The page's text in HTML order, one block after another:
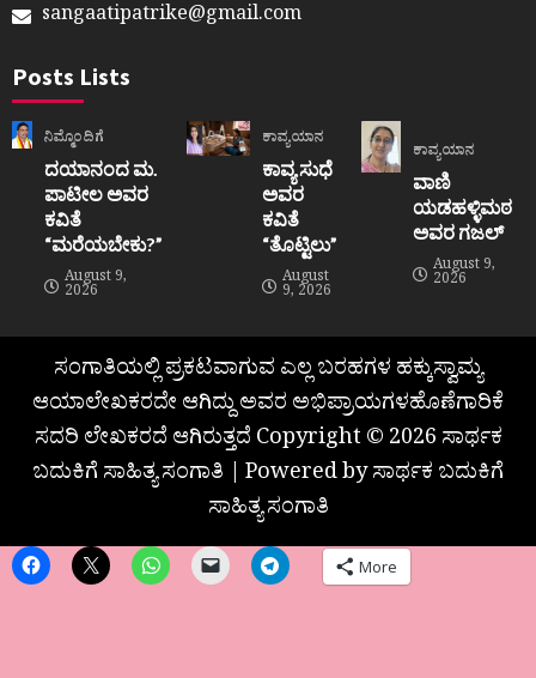
sangaatipatrike@gmail.com
Posts Lists
ನಿಮ್ಮೊಂದಿಗೆ
ದಯಾನಂದ ಮ.
ಪಾಟೀಲ ಅವರ
ಕವಿತೆ
“ಮರೆಯಬೇಕು?”
August 9,
2026
ಕಾವ್ಯಯಾನ
ಕಾವ್ಯ ಸುಧೆ
ಅವರ
ಕವಿತೆ
“ತೊಟ್ಟಿಲು”
August
9, 2026
ಕಾವ್ಯಯಾನ
ವಾಣಿ
ಯಡಹಳ್ಳಿಮಠ
ಅವರ ಗಜಲ್
August 9,
2026
ಸಂಗಾತಿಯಲ್ಲಿ ಪ್ರಕಟವಾಗುವ ಎಲ್ಲ ಬರಹಗಳ ಹಕ್ಕುಸ್ವಾಮ್ಯ
ಆಯಾಲೇಖಕರದೇ ಆಗಿದ್ದು ಅವರ ಅಭಿಪ್ರಾಯಗಳಹೊಣೆಗಾರಿಕೆ
ಸದರಿ ಲೇಖಕರದೆ ಆಗಿರುತ್ತದೆ Copyright © 2026 ಸಾರ್ಥಕ
ಬದುಕಿಗೆ ಸಾಹಿತ್ಯ ಸಂಗಾತಿ | Powered by ಸಾರ್ಥಕ ಬದುಕಿಗೆ
ಸಾಹಿತ್ಯ ಸಂಗಾತಿ
More